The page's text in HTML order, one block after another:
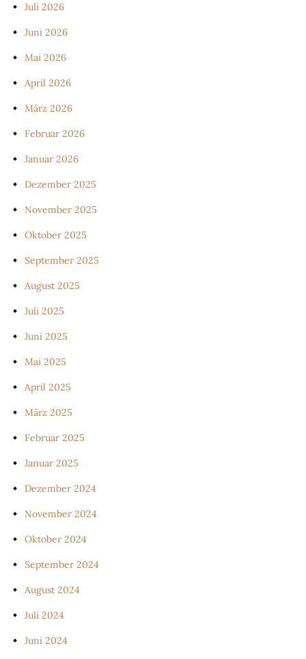
Juli 2026
Juni 2026
Mai 2026
April 2026
März 2026
Februar 2026
Januar 2026
Dezember 2025
November 2025
Oktober 2025
September 2025
August 2025
Juli 2025
Juni 2025
Mai 2025
April 2025
März 2025
Februar 2025
Januar 2025
Dezember 2024
November 2024
Oktober 2024
September 2024
August 2024
Juli 2024
Juni 2024